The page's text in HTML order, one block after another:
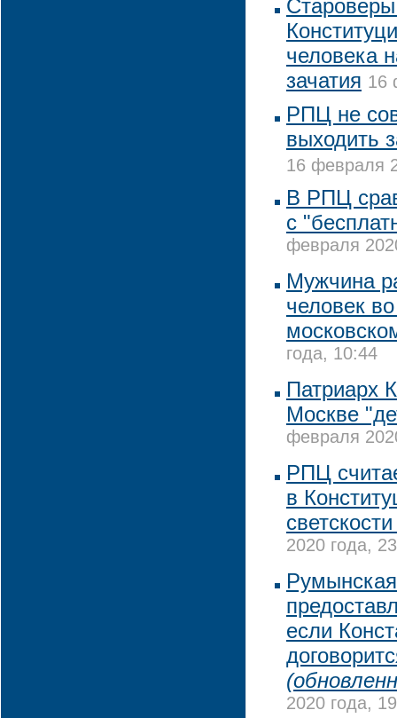
человека
зачатия 16
РПЦ не
выходить
16 февраля
В РПЦ
с
февраля
Мужчина
человек
года, 10:44
Патриарх
Москве
февраля
РПЦ
в
2020 года,
если
2020 года,